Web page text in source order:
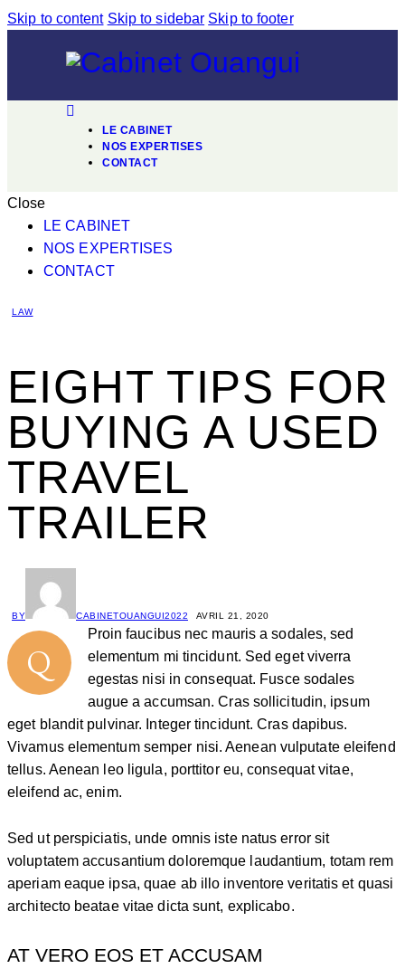
Skip to content Skip to sidebar Skip to footer
LE CABINET
NOS EXPERTISES
CONTACT
Close
LE CABINET
NOS EXPERTISES
CONTACT
LAW
EIGHT TIPS FOR
BUYING A USED
TRAVEL
TRAILER
BY CABINETOUANGUI2022 AVRIL 21, 2020
Q
Proin faucibus nec mauris a sodales, sed
elementum mi tincidunt. Sed eget viverra
egestas nisi in consequat. Fusce sodales
augue a accumsan. Cras sollicitudin, ipsum
eget blandit pulvinar. Integer tincidunt. Cras dapibus.
Vivamus elementum semper nisi. Aenean vulputate eleifend
tellus. Aenean leo ligula, porttitor eu, consequat vitae,
eleifend ac, enim.
Sed ut perspiciatis, unde omnis iste natus error sit
voluptatem accusantium doloremque laudantium, totam rem
aperiam eaque ipsa, quae ab illo inventore veritatis et quasi
architecto beatae vitae dicta sunt, explicabo.
AT VERO EOS ET ACCUSAM